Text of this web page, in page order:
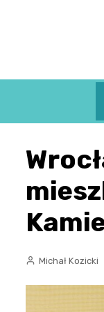
Michał Kozicki